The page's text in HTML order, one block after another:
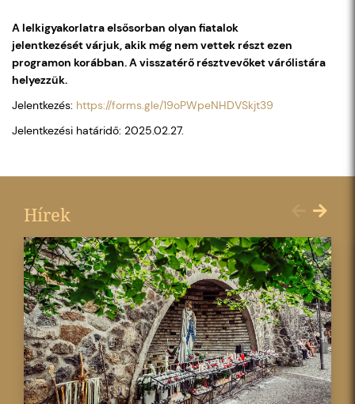
A lelkigyakorlatra elsősorban olyan fiatalok
jelentkezését várjuk, akik még nem vettek részt ezen
programon korábban. A visszatérő résztvevőket várólistára
helyezzük.
Jelentkezés: https://forms.gle/19oPWpeNHDVSkjt39
Jelentkezési határidő: 2025.02.27.
Hírek